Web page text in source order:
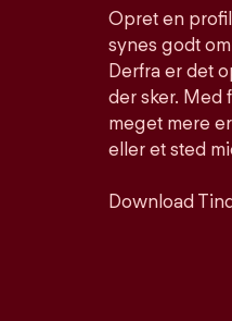
Opret en
synes godt
Derfra er det
der sker. Med
meget mere
eller et sted
Download